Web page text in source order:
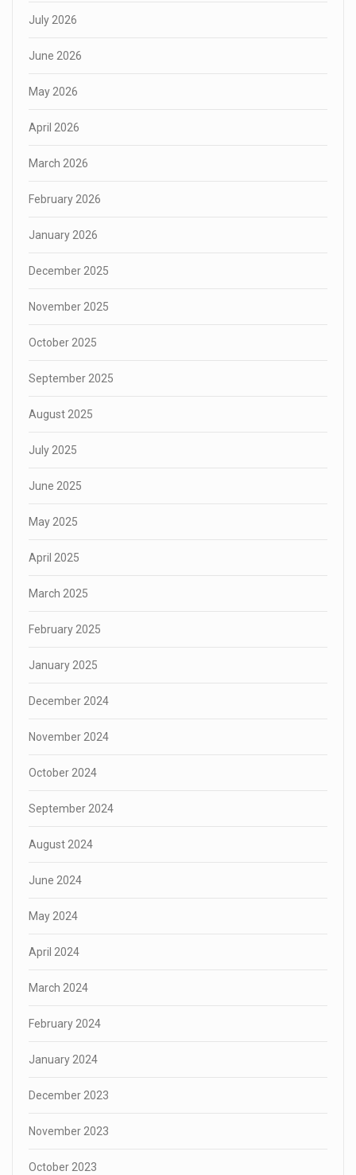
July 2026
June 2026
May 2026
April 2026
March 2026
February 2026
January 2026
December 2025
November 2025
October 2025
September 2025
August 2025
July 2025
June 2025
May 2025
April 2025
March 2025
February 2025
January 2025
December 2024
November 2024
October 2024
September 2024
August 2024
June 2024
May 2024
April 2024
March 2024
February 2024
January 2024
December 2023
November 2023
October 2023